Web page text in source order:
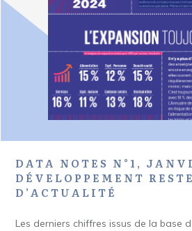
DATA NOTES N°1,
DÉVELOPPEMENT RESTE
D’ACTUALITÉ
Les derniers chiffres issus de la base